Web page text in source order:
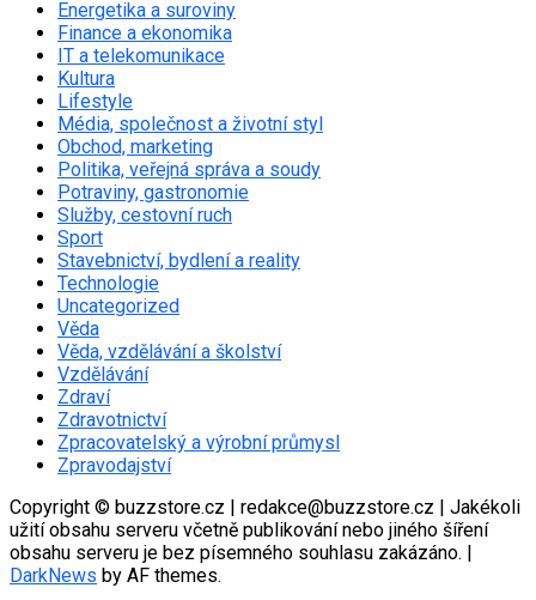
Energetika a suroviny
Finance a ekonomika
IT a telekomunikace
Kultura
Lifestyle
Média, společnost a životní styl
Obchod, marketing
Politika, veřejná správa a soudy
Potraviny, gastronomie
Služby, cestovní ruch
Sport
Stavebnictví, bydlení a reality
Technologie
Uncategorized
Věda
Věda, vzdělávání a školství
Vzdělávání
Zdraví
Zdravotnictví
Zpracovatelský a výrobní průmysl
Zpravodajství
Copyright © buzzstore.cz | redakce@buzzstore.cz | Jakékoli
užití obsahu serveru včetně publikování nebo jiného šíření
obsahu serveru je bez písemného souhlasu zakázáno. |
DarkNews by AF themes.